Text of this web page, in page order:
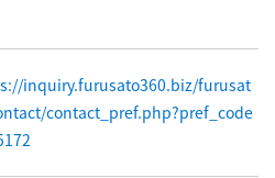
inquiry.furusato360.biz/furusat
contact_pref.php?pref_code